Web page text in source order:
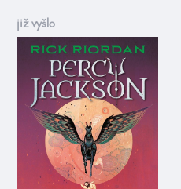
již vyšlo